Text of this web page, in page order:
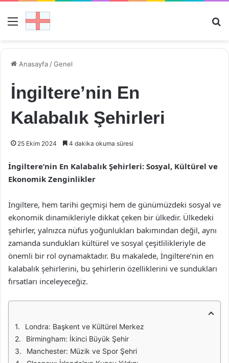
Menü
Anasayfa /Genel
İngiltere’nin En
Kalabalık Şehirleri
25 Ekim 2024 4 dakika okuma süresi
İngiltere’nin En Kalabalık Şehirleri: Sosyal, Kültürel ve
Ekonomik Zenginlikler
İngiltere, hem tarihi geçmişi hem de günümüzdeki sosyal ve
ekonomik dinamikleriyle dikkat çeken bir ülkedir. Ülkedeki
şehirler, yalnızca nüfus yoğunlukları bakımından değil, aynı
zamanda sundukları kültürel ve sosyal çeşitlilikleriyle de
önemli bir rol oynamaktadır. Bu makalede, İngiltere’nin en
kalabalık şehirlerini, bu şehirlerin özelliklerini ve sundukları
fırsatları inceleyeceğiz.
Londra: Başkent ve Kültürel Merkez
Birmingham: İkinci Büyük Şehir
Manchester: Müzik ve Spor Şehri